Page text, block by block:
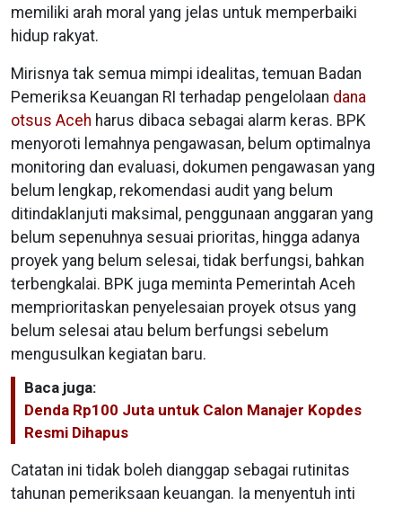
memiliki arah moral yang jelas untuk memperbaiki
hidup rakyat.
Mirisnya tak semua mimpi idealitas, temuan Badan
Pemeriksa Keuangan RI terhadap pengelolaan dana
otsus Aceh harus dibaca sebagai alarm keras. BPK
menyoroti lemahnya pengawasan, belum optimalnya
monitoring dan evaluasi, dokumen pengawasan yang
belum lengkap, rekomendasi audit yang belum
ditindaklanjuti maksimal, penggunaan anggaran yang
belum sepenuhnya sesuai prioritas, hingga adanya
proyek yang belum selesai, tidak berfungsi, bahkan
terbengkalai. BPK juga meminta Pemerintah Aceh
memprioritaskan penyelesaian proyek otsus yang
belum selesai atau belum berfungsi sebelum
mengusulkan kegiatan baru.
Baca juga:
Denda Rp100 Juta untuk Calon Manajer Kopdes
Resmi Dihapus
Catatan ini tidak boleh dianggap sebagai rutinitas
tahunan pemeriksaan keuangan. Ia menyentuh inti